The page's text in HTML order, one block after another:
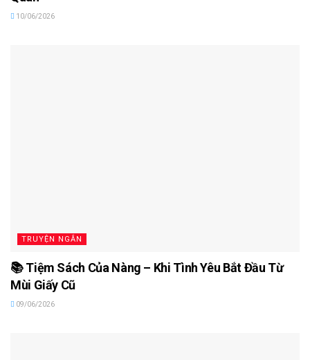
10/06/2026
TRUYỆN NGẮN
📚 Tiệm Sách Của Nàng – Khi Tình Yêu Bắt Đầu Từ
Mùi Giấy Cũ
09/06/2026